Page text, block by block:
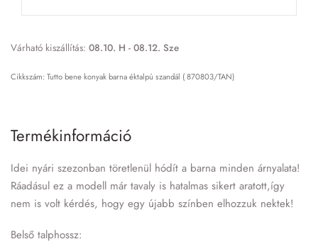
Várható kiszállítás: 08.10. H - 08.12. Sze
Tutto bene konyak barna éktalpú szandál ( 870803/TAN)
Termékinformáció
Idei nyári szezonban töretlenül hódít a barna minden árnyalata!
Ráadásul ez a modell már tavaly is hatalmas sikert aratott,így
nem is volt kérdés, hogy egy újabb színben elhozzuk nektek!
Belső talphossz: